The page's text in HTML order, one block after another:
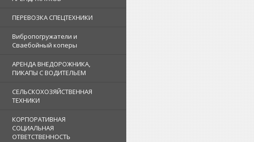
ПЕРЕВОЗКА СПЕЦТЕХНИКИ
Вибропогружатели и
Сваебойный коперы
АРЕНДА ВНЕДОРОЖНИКА,
ПИКАПЫ С ВОДИТЕЛЬЕМ
СЕЛЬСКОХОЗЯЙСТВЕННАЯ
ТЕХНИКИ
КОРПОРАТИВНАЯ
СОЦИАЛЬНАЯ
ОТВЕТСТВЕННОСТЬ